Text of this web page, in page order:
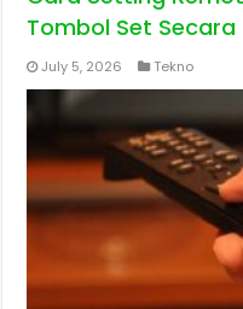
Tombol Set
July 5, 2026 Tekno